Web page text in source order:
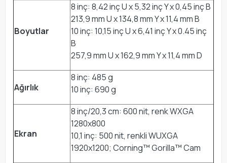
Boyutlar
8 inç: 8,42 inç U x 5,32 inç Y x 0,45 inç B
213,9 mm U x 134,8 mm Y x 11,4 mm B
10 inç: 10,15 inç U x 6,41 inç Y x 0.45 inç
B
257,9 mm U x 162,9 mm Y x 11,4 mm D
Ağırlık
8 inç: 485 g
10 inç: 690 g
Ekran
8 inç/20,3 cm: 600 nit, renk WXGA
1280x800
10,1 inç: 500 nit, renkli WUXGA
1920x1200; Corning™ Gorilla™ Cam